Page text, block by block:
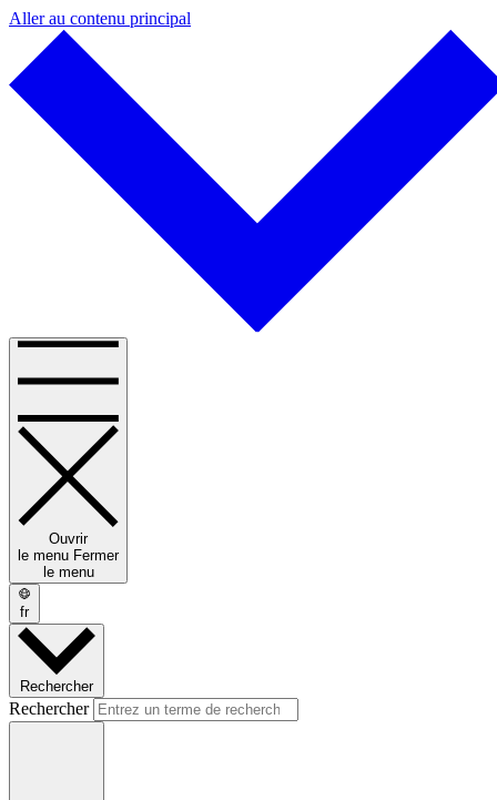
Aller au contenu principal
Ouvrir
le menu Fermer
le menu
fr
Rechercher
Rechercher